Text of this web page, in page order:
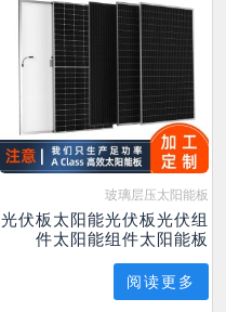
玻璃层压太阳能板
光伏板太阳能光伏板光伏组
件太阳能组件太阳能板
阅读更多